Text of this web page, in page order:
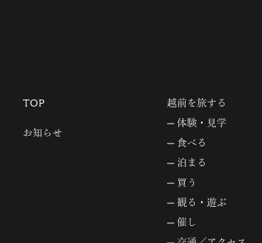
TOP
お知らせ
越前を旅する
体験・見学
食べる
泊まる
買う
観る・遊ぶ
催し